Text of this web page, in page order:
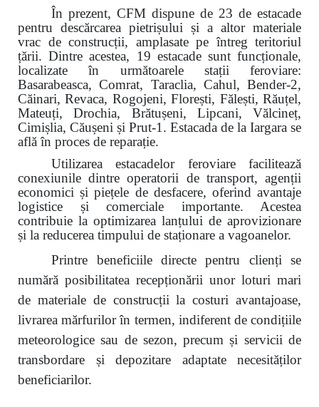
În prezent, CFM dispune de 23 de estacade
pentru descărcarea pietrișului și a altor materiale
vrac de construcții, amplasate pe întreg teritoriul
țării. Dintre acestea, 19 estacade sunt funcționale,
localizate în următoarele stații feroviare:
Basarabeasca, Comrat, Taraclia, Cahul, Bender-2,
Căinari, Revaca, Rogojeni, Florești, Fălești, Răuțel,
Mateuți, Drochia, Brătușeni, Lipcani, Vălcineț,
Cimișlia, Căușeni și Prut-1. Estacada de la Iargara se
află în proces de reparație.
Utilizarea estacadelor feroviare facilitează
conexiunile dintre operatorii de transport, agenții
economici și piețele de desfacere, oferind avantaje
logistice și comerciale importante. Acestea
contribuie la optimizarea lanțului de aprovizionare
și la reducerea timpului de staționare a vagoanelor.
Printre beneficiile directe pentru clienți se
numără posibilitatea recepționării unor loturi mari
de materiale de construcții la costuri avantajoase,
livrarea mărfurilor în termen, indiferent de condițiile
meteorologice sau de sezon, precum și servicii de
transbordare și depozitare adaptate necesităților
beneficiarilor.